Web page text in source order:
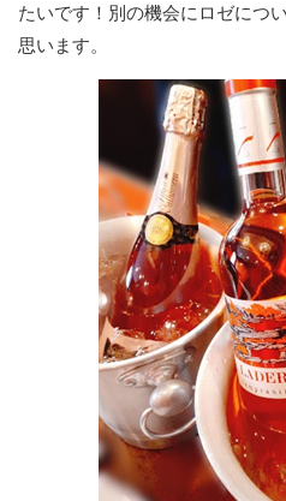
たいです！別の機会にロゼにつ
思います。